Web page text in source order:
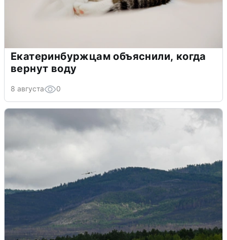
Екатеринбуржцам объяснили, когда
вернут воду
8 августа 0